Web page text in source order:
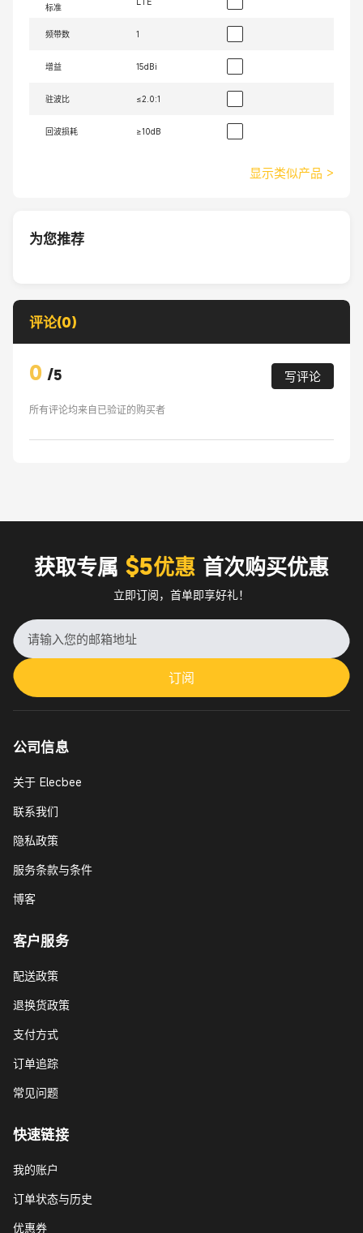
标准
频带数 1
增益 15dBi
驻波比 ≤2.0:1
回波损耗 ≥10dB
显示类似产品 >
为您推荐
评论(0)
0 /5 写评论
所有评论均来自已验证的购买者
获取专属 $5优惠 首次购买优惠
立即订阅，首单即享好礼！
订阅
公司信息
关于 Elecbee
联系我们
隐私政策
服务条款与条件
博客
客户服务
配送政策
退换货政策
支付方式
订单追踪
常见问题
快速链接
我的账户
订单状态与历史
优惠券